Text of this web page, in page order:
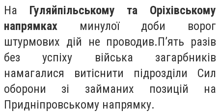
На Гуляйпільському та Оріхівському
напрямках минулої доби ворог
штурмових дій не проводив.П’ять разів
без успіху війська загарбників
намагалися витіснити підрозділи Сил
оборони зі займаних позицій на
Придніпровському напрямку.